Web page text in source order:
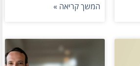
המשך קריאה »